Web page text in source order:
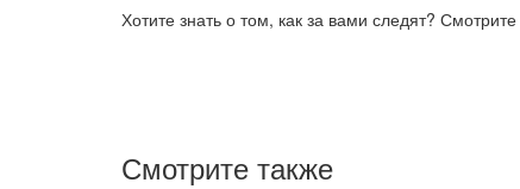
Хотите знать о том, как за вами следят?
Смотрите также